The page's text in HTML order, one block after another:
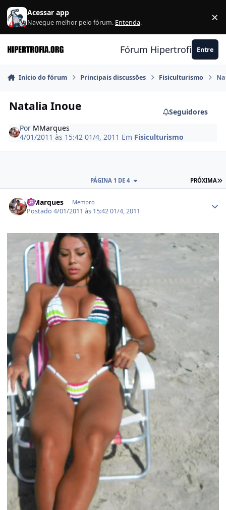
Ir para conteúdo
Acessar app
Navegue melhor pelo fórum. Entenda. ×
Fórum Hipertrofia.org
Entre
Início do fórum Principais discussões Fisiculturismo
Natalia Inoue
Seguidores
Por MMarques
4/01/2011 às 15:4201/4, 2011 Em Fisiculturismo
PRÓXIMA
PÁGINA 1 DE 4
MMarques Membro
Postado4/01/2011 às 15:4201/4, 2011